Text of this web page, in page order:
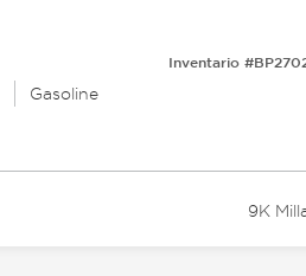
Inventario
Gasoline
9K